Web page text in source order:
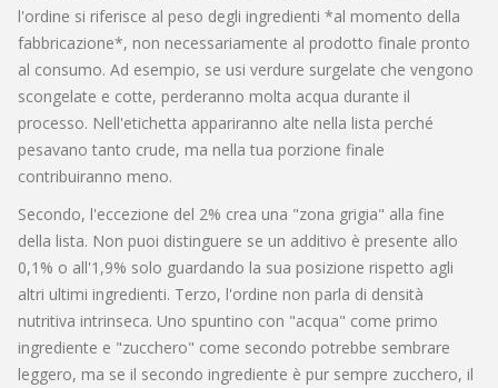
l'ordine si riferisce al peso degli ingredienti *al momento della
fabbricazione*, non necessariamente al prodotto finale pronto
al consumo. Ad esempio, se usi verdure surgelate che vengono
scongelate e cotte, perderanno molta acqua durante il
processo. Nell'etichetta appariranno alte nella lista perché
pesavano tanto crude, ma nella tua porzione finale
contribuiranno meno.
Secondo, l'eccezione del 2% crea una "zona grigia" alla fine
della lista. Non puoi distinguere se un additivo è presente allo
0,1% o all'1,9% solo guardando la sua posizione rispetto agli
altri ultimi ingredienti. Terzo, l'ordine non parla di densità
nutritiva intrinseca. Uno spuntino con "acqua" come primo
ingrediente e "zucchero" come secondo potrebbe sembrare
leggero, ma se il secondo ingrediente è pur sempre zucchero, il